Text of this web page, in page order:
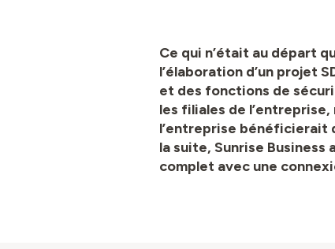
Ce qui n’était au départ
l’élaboration d’un projet
et des fonctions de
les filiales de l’entreprise,
l’entreprise bénéficierait
la suite, Sunrise Business
complet avec une